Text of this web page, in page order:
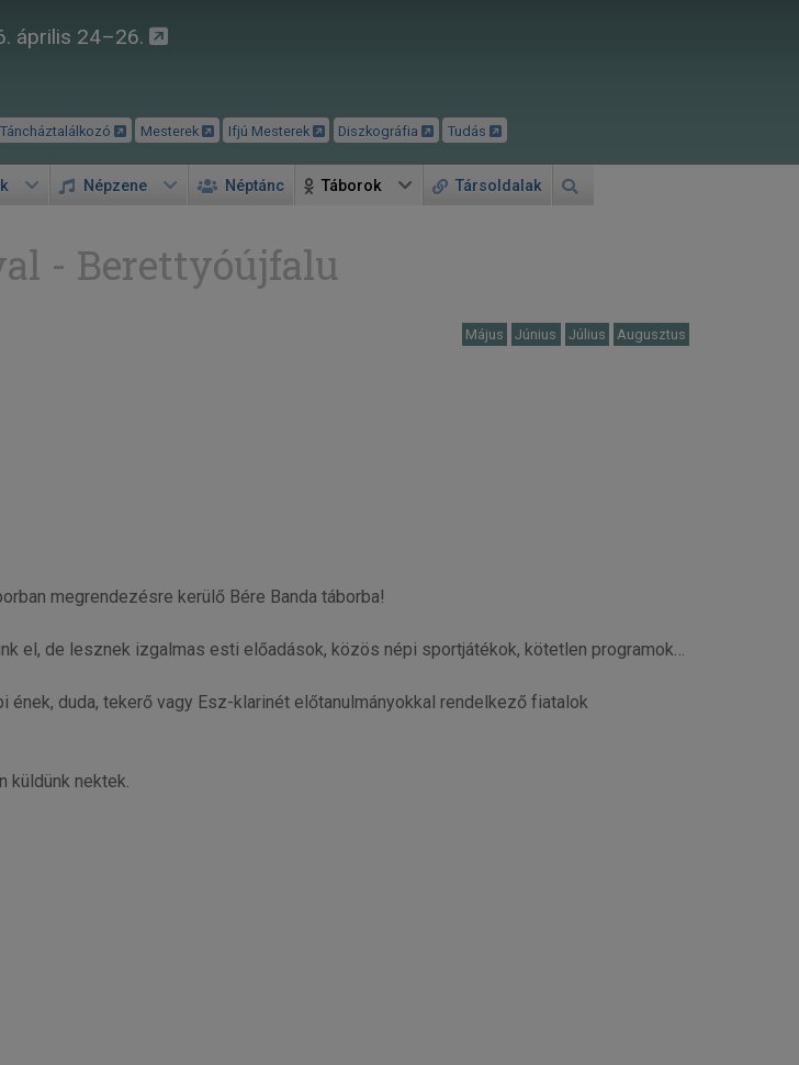
április 24–26.
Táncháztalálkozó Mesterek Ifjú Mesterek Diszkográfia Tudás
Népzene Néptánc Táborok Társoldalak
- Berettyóújfalu
Május Június Július Augusztus
megrendezésre kerülő Bére Banda táborba!
el, de lesznek izgalmas esti előadások, közös népi sportjátékok, kötetlen programok…
duda, tekerő vagy Esz-klarinét előtanulmányokkal rendelkező fiatalok
küldünk nektek.